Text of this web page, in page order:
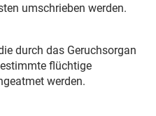
umschrieben werden.
durch das Geruchs­organ
flüchtige
werden.